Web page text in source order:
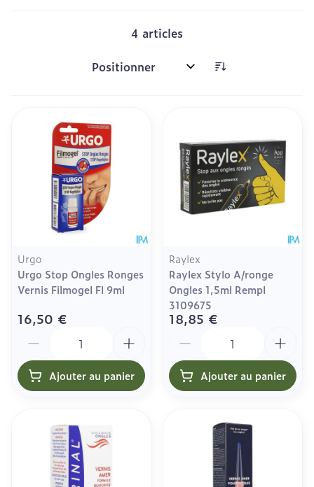
4 articles
Trier par:
Urgo
Urgo Stop Ongles Ronges
Vernis Filmogel Fl 9ml
16,50 €
Ajouter au panier
Raylex
Raylex Stylo A/ronge
Ongles 1,5ml Rempl
3109675
18,85 €
Ajouter au panier